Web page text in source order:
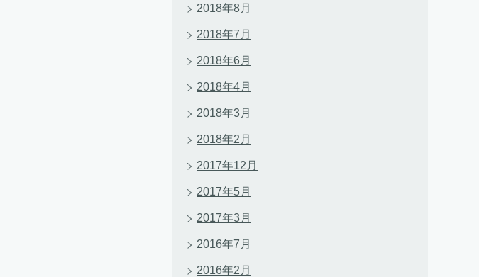
2018年8月
2018年7月
2018年6月
2018年4月
2018年3月
2018年2月
2017年12月
2017年5月
2017年3月
2016年7月
2016年2月